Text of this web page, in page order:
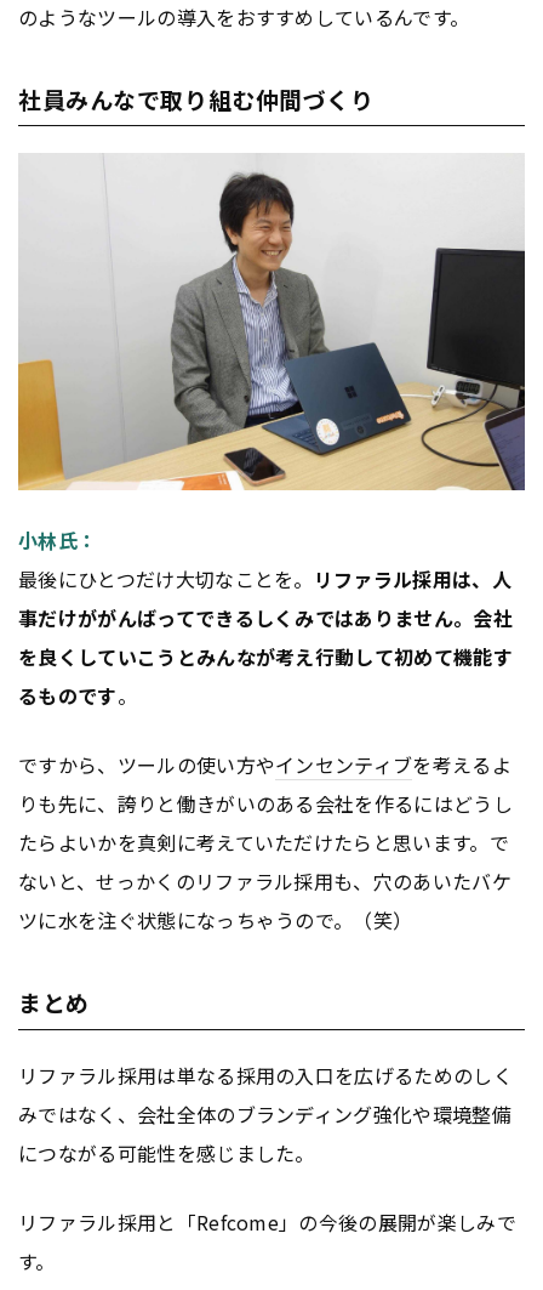
のようなツールの導入をおすすめしているんです。
社員みんなで取り組む仲間づくり
小林氏：
最後にひとつだけ大切なことを。 リファラル採用は、人
事だけががんばってできるしくみではありません。会社
を良くしていこうとみんなが考え行動して初めて機能す
るものです。
ですから、ツールの使い方やインセンティブを考えるよ
りも先に、誇りと働きがいのある会社を作るにはどうし
たらよいかを真剣に考えていただけたらと思います。で
ないと、せっかくのリファラル採用も、穴のあいたバケ
ツに水を注ぐ状態になっちゃうので。（笑）
まとめ
リファラル採用は単なる採用の入口を広げるためのしく
みではなく、会社全体のブランディング強化や環境整備
につながる可能性を感じました。
リファラル採用と「Refcome」の今後の展開が楽しみで
す。